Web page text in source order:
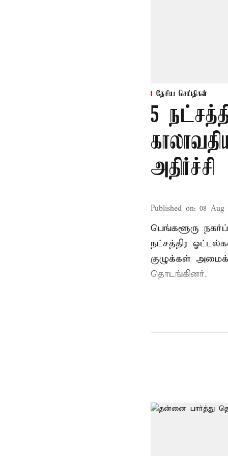
தேசிய செய்திகள்
5
அதிர்ச்சி
Published on: 08 Aug
பெங்களூரு
நட்சத்திர
குழுக்கள்
தொடங்கினர்.